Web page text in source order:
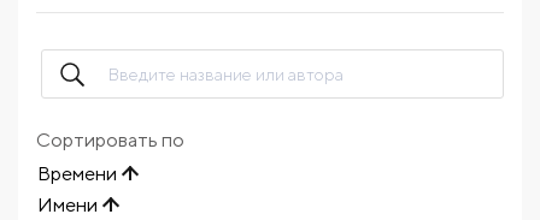
Сортировать по
Времени
Имени